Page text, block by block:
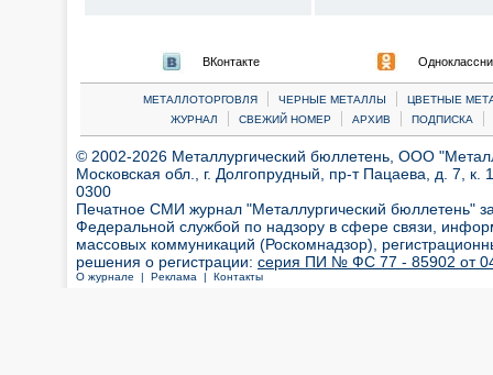
ВКонтакте
МЕТАЛЛОТОРГОВЛЯ | ЧЕРНЫЕ МЕТАЛЛЫ |
ЦВЕТНЫЕ
ЖУРНАЛ
| СВЕЖИЙ НОМЕР | АРХИВ | ПОДПИСКА |
© 2002-2026 Металлургический бюллетень, ООО
Московская обл., г. Долгопрудный, пр-т Пацаева, д. 7,
0300
Печатное СМИ журнал "Металлургический бюллетень"
Федеральной службой по надзору в сфере связи,
массовых коммуникаций (Роскомнадзор),
решения о регистрации: серия ПИ № ФС 77 - 85902 от 04
О журнале | Реклама | Контакты